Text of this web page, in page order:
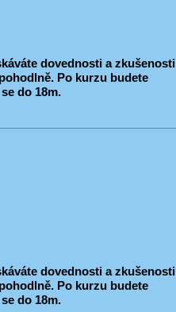
dovednosti a zkušenosti
Po kurzu budete
do 18m.
dovednosti a zkušenosti
Po kurzu budete
do 18m.